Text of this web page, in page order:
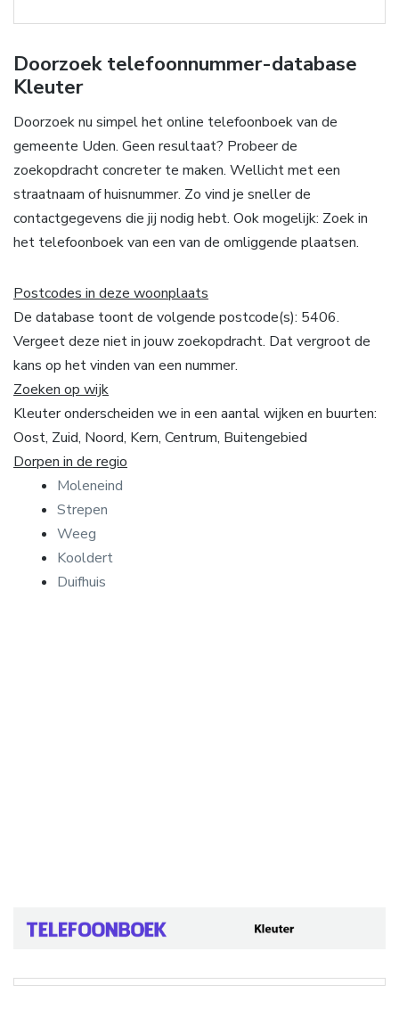
Doorzoek telefoonnummer-database
Kleuter
Doorzoek nu simpel het online telefoonboek van de
gemeente Uden. Geen resultaat? Probeer de
zoekopdracht concreter te maken. Wellicht met een
straatnaam of huisnummer. Zo vind je sneller de
contactgegevens die jij nodig hebt. Ook mogelijk: Zoek in
het telefoonboek van een van de omliggende plaatsen.
Postcodes in deze woonplaats
De database toont de volgende postcode(s): 5406.
Vergeet deze niet in jouw zoekopdracht. Dat vergroot de
kans op het vinden van een nummer.
Zoeken op wijk
Kleuter onderscheiden we in een aantal wijken en buurten:
Oost, Zuid, Noord, Kern, Centrum, Buitengebied
Dorpen in de regio
Moleneind
Strepen
Weeg
Kooldert
Duifhuis